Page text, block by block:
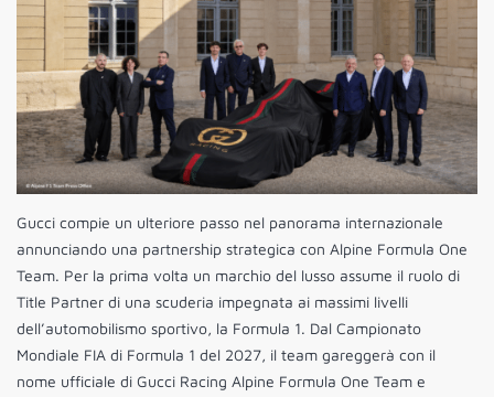
Gucci compie un ulteriore passo nel panorama internazionale
annunciando una partnership strategica con Alpine Formula One
Team. Per la prima volta un marchio del lusso assume il ruolo di
Title Partner di una scuderia impegnata ai massimi livelli
dell’automobilismo sportivo, la Formula 1. Dal Campionato
Mondiale FIA di Formula 1 del 2027, il team gareggerà con il
nome ufficiale di Gucci Racing Alpine Formula One Team e